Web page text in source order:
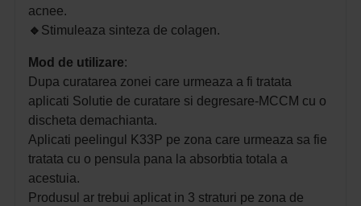
acnee.
🔹 Stimuleaza sinteza de colagen.
Mod de utilizare:
Dupa curatarea zonei care urmeaza a fi tratata
aplicati Solutie de curatare si degresare-MCCM cu o
discheta demachianta.
Aplicati peelingul K33P pe zona care urmeaza sa fie
tratata cu o pensula pana la absorbtia totala a
acestuia.
Produsul ar trebui aplicat in 3 straturi pe zona de